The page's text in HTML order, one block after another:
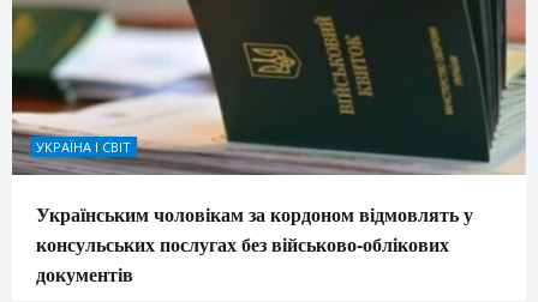
УКРАЇНА І СВІТ
Українським чоловікам за кордоном відмовлять у
консульських послугах без військово-облікових
документів